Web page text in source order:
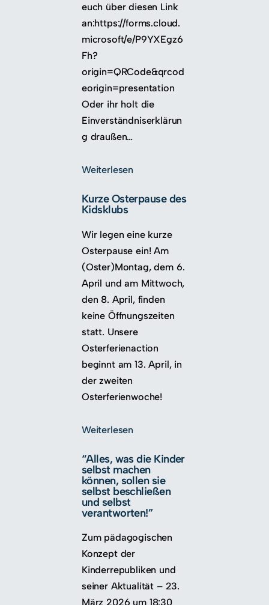
euch über diesen Link
an:https://forms.cloud.
microsoft/e/P9YXEgz6
Fh?
origin=QRCode&qrcod
eorigin=presentation
Oder ihr holt die
Einverständniserklärun
g draußen…
Weiterlesen
Kurze Osterpause des
Kidsklubs
Wir legen eine kurze
Osterpause ein! Am
(Oster)Montag, dem 6.
April und am Mittwoch,
den 8. April, finden
keine Öffnungszeiten
statt. Unsere
Osterferienaction
beginnt am 13. April, in
der zweiten
Osterferienwoche!
Weiterlesen
“Alles, was die Kinder
selbst machen
können, sollen sie
selbst beschließen
und selbst
verantworten!”
Zum pädagogischen
Konzept der
Kinderrepubliken und
seiner Aktualität – 23.
März 2026 um 18:30